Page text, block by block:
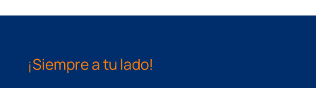
¡Siempre a tu lado!